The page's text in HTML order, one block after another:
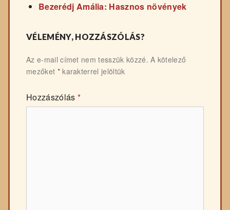
Bezerédj Amália: Hasznos növények
VÉLEMÉNY, HOZZÁSZÓLÁS?
Az e-mail címet nem tesszük közzé. A kötelező
mezőket *karakterrel jelöltük
Hozzászólás *